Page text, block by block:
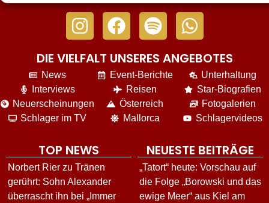
DIE VIELFALT UNSERES ANGEBOTES
News
Interviews
Neuerscheinungen
Schlager im TV
Event-Berichte
Reisen
Österreich
Mallorca
Unterhaltung
Star-Biografien
Fotogalerien
Schlagervideos
TOP NEWS
Norbert Rier zu Tränen
gerührt: Sohn Alexander
überrascht ihn bei „Immer
NEUESTE BEITRÄGE
„Tatort“ heute: Vorschau auf
die Folge „Borowski und das
ewige Meer“ aus Kiel am